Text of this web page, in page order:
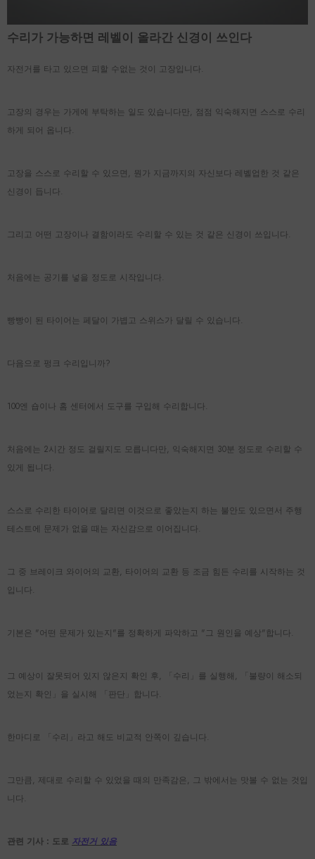
수리가 가능하면 레벨이 올라간 신경이 쓰인다
자전거를 타고 있으면 피할 수없는 것이 고장입니다.
고장의 경우는 가게에 부탁하는 일도 있습니다만, 점점 익숙해지면 스스로 수리
하게 되어 옵니다.
고장을 스스로 수리할 수 있으면, 뭔가 지금까지의 자신보다 레벨업한 것 같은
신경이 듭니다.
그리고 어떤 고장이나 결함이라도 수리할 수 있는 것 같은 신경이 쓰입니다.
처음에는 공기를 넣을 정도로 시작입니다.
빵빵이 된 타이어는 페달이 가볍고 스위스가 달릴 수 있습니다.
다음으로 펑크 수리입니까?
100엔 숍이나 홈 센터에서 도구를 구입해 수리합니다.
처음에는 2시간 정도 걸릴지도 모릅니다만, 익숙해지면 30분 정도로 수리할 수
있게 됩니다.
스스로 수리한 타이어로 달리면 이것으로 좋았는지 하는 불안도 있으면서 주행
테스트에 문제가 없을 때는 자신감으로 이어집니다.
그 중 브레이크 와이어의 교환, 타이어의 교환 등 조금 힘든 수리를 시작하는 것
입니다.
기본은 "어떤 문제가 있는지"를 정확하게 파악하고 "그 원인을 예상"합니다.
그 예상이 잘못되어 있지 않은지 확인 후, 「수리」를 실행해, 「불량이 해소되
었는지 확인」을 실시해 「판단」합니다.
한마디로 「수리」라고 해도 비교적 안쪽이 깊습니다.
그만큼, 제대로 수리할 수 있었을 때의 만족감은, 그 밖에서는 맛볼 수 없는 것입
니다.
관련 기사 : 도로 자전거 있음